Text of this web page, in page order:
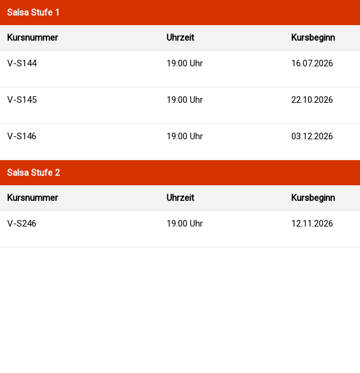
Salsa Stufe 1
Kursnummer Uhrzeit Kursbeginn
V-S144 19:00 Uhr 16.07.2026
V-S145 19:00 Uhr 22.10.2026
V-S146 19:00 Uhr 03.12.2026
Salsa Stufe 2
Kursnummer Uhrzeit Kursbeginn
V-S246 19:00 Uhr 12.11.2026